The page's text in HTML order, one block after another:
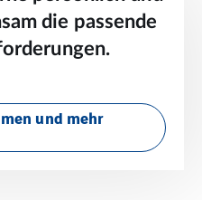
die passende
und mehr